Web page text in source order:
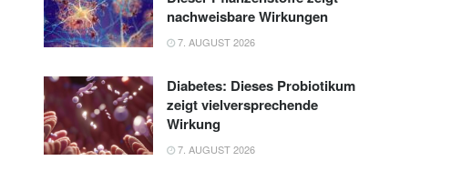
nachweisbare Wirkungen
7. AUGUST 2026
Diabetes: Dieses Probiotikum
zeigt vielversprechende
Wirkung
7. AUGUST 2026